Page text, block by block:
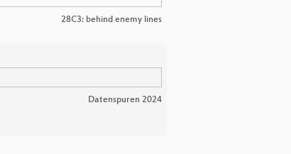
28C3: behind enemy lines
Datenspuren 2024